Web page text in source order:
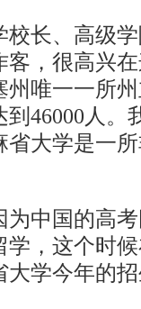
长、高级学
，很高兴
唯一一所
46000人。
大学是一
中国的高考
，这个时
大学今年的